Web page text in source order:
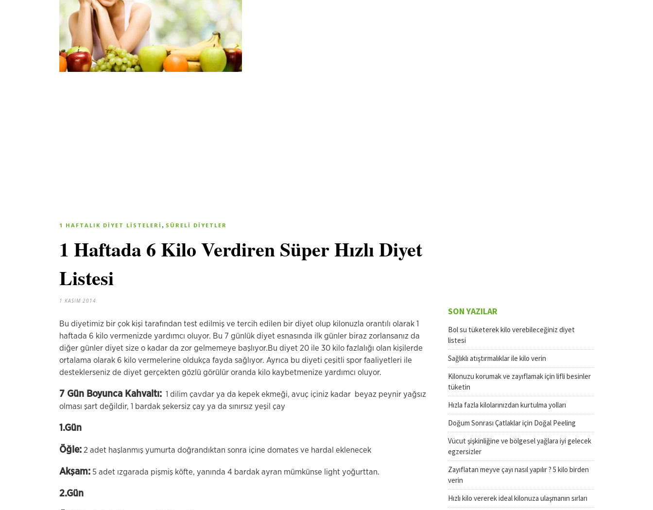
1 HAFTALIK DIYET LISTELERI , SÜRELI DIYETLER
1 Haftada 6 Kilo Verdiren Süper Hızlı Diyet
Listesi
1 KASIM 2014
Bu diyetimiz bir çok kişi tarafından test edilmiş ve tercih edilen bir diyet olup kilonuzla orantılı olarak 1
haftada 6 kilo vermenizde yardımcı oluyor. Bu 7 günlük diyet esnasında ilk günler biraz zorlansanız da
diğer günler diyet size o kadar da zor gelmemeye başlıyor.Bu diyet 20 ile 30 kilo fazlalığı olan kişilerde
ortalama olarak 6 kilo vermelerine oldukça fayda sağlıyor. Ayrıca bu diyeti çeşitli spor faaliyetleri ile
desteklerseniz de diyet gerçekten gözlü görülür oranda kilo kaybetmenize yardımcı oluyor.
7 Gün Boyunca Kahvaltı: 1 dilim çavdar ya da kepek ekmeği, avuç içiniz kadar beyaz peynir yağsız
olması şart değildir, 1 bardak şekersiz çay ya da sınırsız yeşil çay
1.Gün
Öğle: 2 adet haşlanmış yumurta doğrandıktan sonra içine domates ve hardal eklenecek
Akşam: 5 adet ızgarada pişmiş köfte, yanında 4 bardak ayran mümkünse light yoğurttan.
2.Gün
SON YAZILAR
Bol su tüketerek kilo verebileceğiniz diyet
listesi
Sağlıklı atıştırmalıklar ile kilo verin
Kilonuzu korumak ve zayıflamak için lifli besinler
tüketin
Hızla fazla kilolarınızdan kurtulma yolları
Doğum Sonrası Çatlaklar için Doğal Peeling
Vücut şişkinliğine ve bölgesel yağlara iyi gelecek
egzersizler
Zayıflatan meyve çayı nasıl yapılır ? 5 kilo birden
verin
Hızlı kilo vererek ideal kilonuza ulaşmanın sırları